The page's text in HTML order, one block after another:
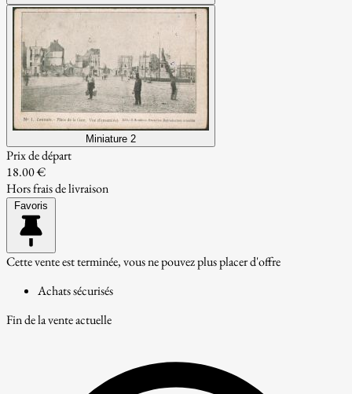
Miniature 2
Prix de départ
18.00 €
Hors frais de livraison
Favoris
Cette vente est terminée, vous ne pouvez plus placer d'offre
Achats sécurisés
Fin de la vente actuelle